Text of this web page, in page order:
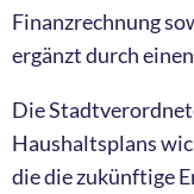
Finanzrechnung
ergänzt durch
Die
Haushaltsplans
die die zukünftige